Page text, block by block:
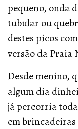
pequeno, onda
tubular ou
destes picos
versão da Praia
Desde menino,
algum dia
já percorria
em brincadeiras